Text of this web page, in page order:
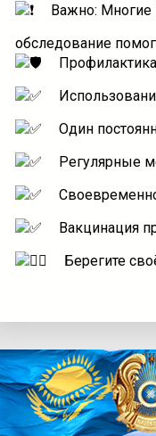
Важно: Многие
обследование
Один
Регулярные
Вакцинация
Берегите